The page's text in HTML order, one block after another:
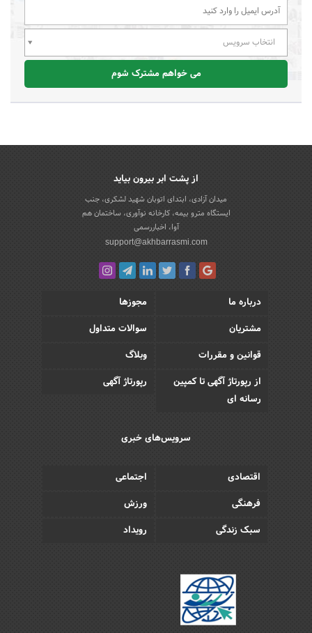
انتخاب سرویس
می خواهم مشترک شوم
از پشت ابر بیرون بیاید
میدان آزادی، ابتدای اتوبان شهید لشکری، جنب
ایستگاه مترو بیمه، کارخانه نوآوری، ساختمان هم
آوا، اخباررسمی
support@akhbarrasmi.com
درباره ما
مجوزها
مشتریان
سوالات متداول
قوانین و مقررات
وبلاگ
از رپورتاژ آگهی تا کمپین
رسانه ای
رپورتاژ آگهی
سرویس‌های خبری
اقتصادی
اجتماعی
فرهنگی
ورزش
سبک زندگی
رویداد